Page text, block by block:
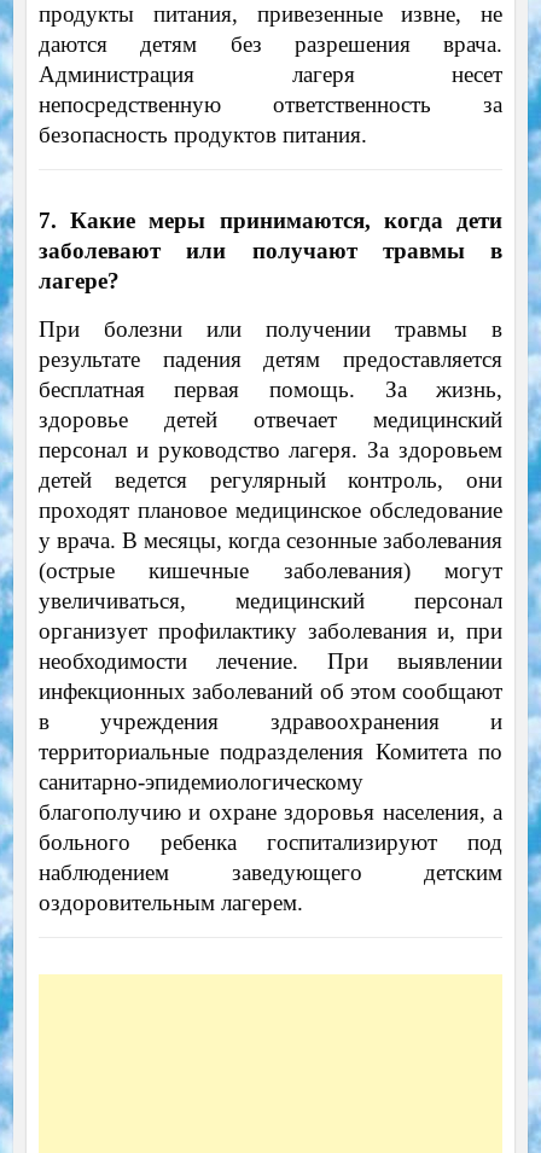
продукты питания, привезенные извне, не
даются детям без разрешения врача.
Администрация лагеря несет
непосредственную ответственность за
безопасность продуктов питания.
7. Какие меры принимаются, когда дети
заболевают или получают травмы в
лагере?
При болезни или получении травмы в
результате падения детям предоставляется
бесплатная первая помощь. За жизнь,
здоровье детей отвечает медицинский
персонал и руководство лагеря. За здоровьем
детей ведется регулярный контроль, они
проходят плановое медицинское обследование
у врача. В месяцы, когда сезонные заболевания
(острые кишечные заболевания) могут
увеличиваться, медицинский персонал
организует профилактику заболевания и, при
необходимости лечение. При выявлении
инфекционных заболеваний об этом сообщают
в учреждения здравоохранения и
территориальные подразделения Комитета по
санитарно-эпидемиологическому
благополучию и охране здоровья населения, а
больного ребенка госпитализируют под
наблюдением заведующего детским
оздоровительным лагерем.